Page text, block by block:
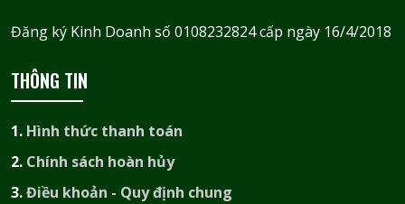
Đăng ký Kinh Doanh số 0108232824 cấp ngày 16/4/2018
THÔNG TIN
1. Hình thức thanh toán
2. Chính sách hoàn hủy
3.Điều khoản - Quy định chung